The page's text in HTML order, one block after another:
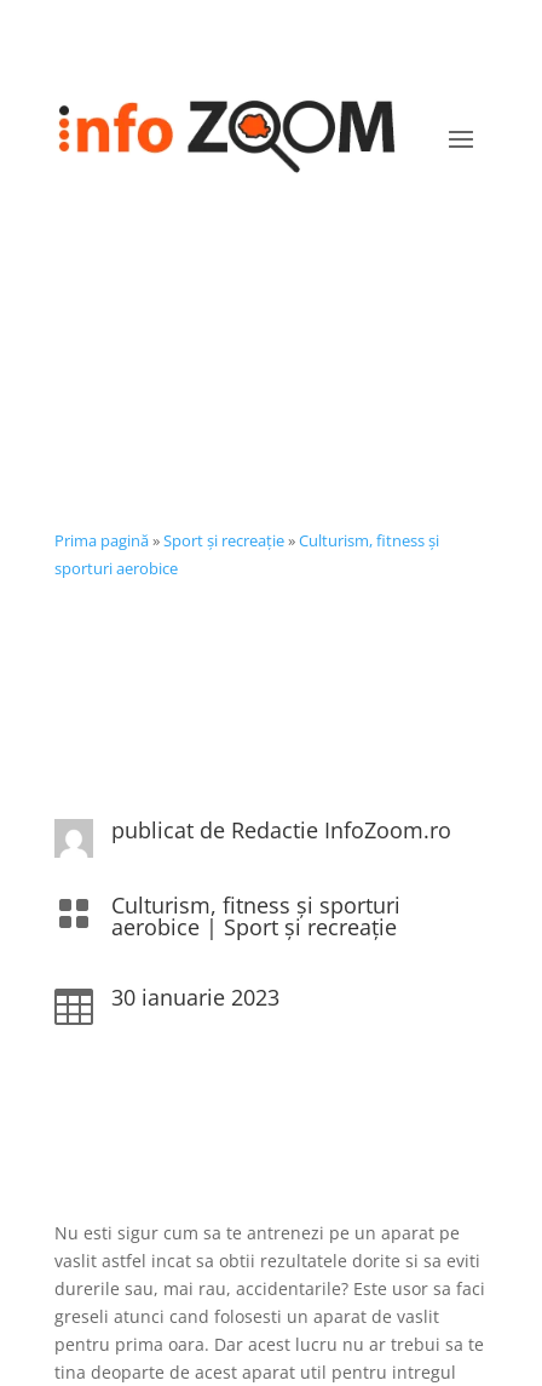
Prima pagină»Sport și recreație»Culturism, fitness și
sporturi aerobice
publicat de Redactie InfoZoom.ro
 Culturism, fitness și sporturi
aerobice| Sport și recreație
 30 ianuarie 2023
Nu esti sigur cum sa te antrenezi pe un aparat pe
vaslit astfel incat sa obtii rezultatele dorite si sa eviti
durerile sau, mai rau, accidentarile? Este usor sa faci
greseli atunci cand folosesti un aparat de vaslit
pentru prima oara. Dar acest lucru nu ar trebui sa te
tina deoparte de acest aparat util pentru intregul